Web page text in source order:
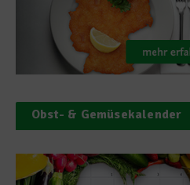
Obst- & Gemüsekalender